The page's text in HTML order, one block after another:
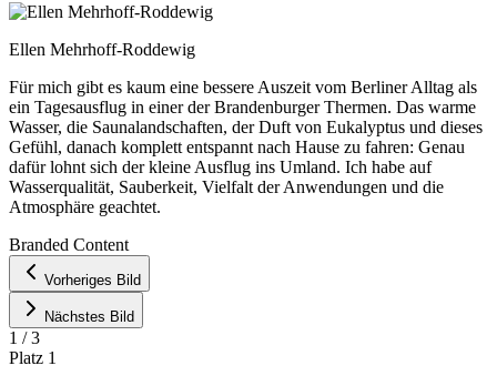
Ellen Mehrhoff-Roddewig
Für mich gibt es kaum eine bessere Auszeit vom Berliner Alltag als
ein Tagesausflug in einer der Brandenburger Thermen. Das warme
Wasser, die Saunalandschaften, der Duft von Eukalyptus und dieses
Gefühl, danach komplett entspannt nach Hause zu fahren: Genau
dafür lohnt sich der kleine Ausflug ins Umland. Ich habe auf
Wasserqualität, Sauberkeit, Vielfalt der Anwendungen und die
Atmosphäre geachtet.
+
−
Branded Content
Vorheriges Bild
Nächstes Bild
1 /3
Platz 1